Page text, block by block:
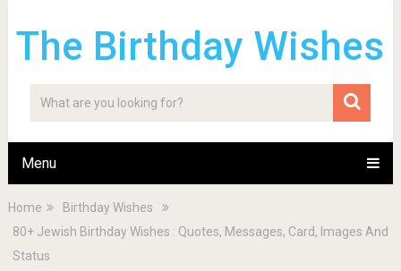
The Birthday Wishes
Menu
Home
Birthday Wishes
80+ Jewish Birthday Wishes : Quotes, Messages, Card, Images And
Status